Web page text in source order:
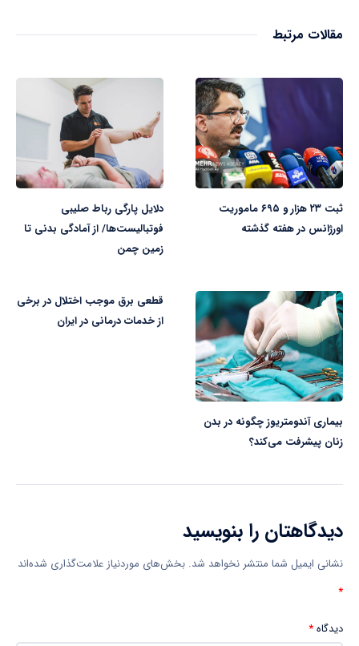
مقالات مرتبط
ثبت ۲۳ هزار و ۶۹۵ ماموریت
اورژانس در هفته گذشته
دلایل پارگی رباط صلیبی
فوتبالیست‌ها/ از آمادگی بدنی تا
زمین چمن
بیماری آندومتریوز چگونه در بدن
زنان پیشرفت می‌کند؟
قطعی برق موجب اختلال در برخی
از خدمات درمانی در ایران
دیدگاهتان را بنویسید
نشانی ایمیل شما منتشر نخواهد شد. بخش‌های موردنیاز علامت‌گذاری شده‌اند
*
دیدگاه*